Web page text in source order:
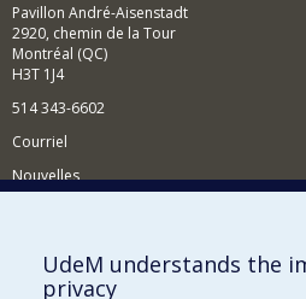
Pavillon André-Aisenstadt
2920, chemin de la Tour
Montréal (QC)
H3T 1J4
514 343-6602
Courriel
Nouvelles
Comment soutenir le Département?
UdeM understands the
privacy